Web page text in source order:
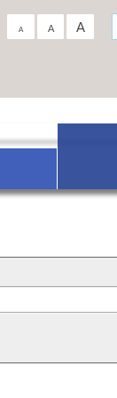
A A A